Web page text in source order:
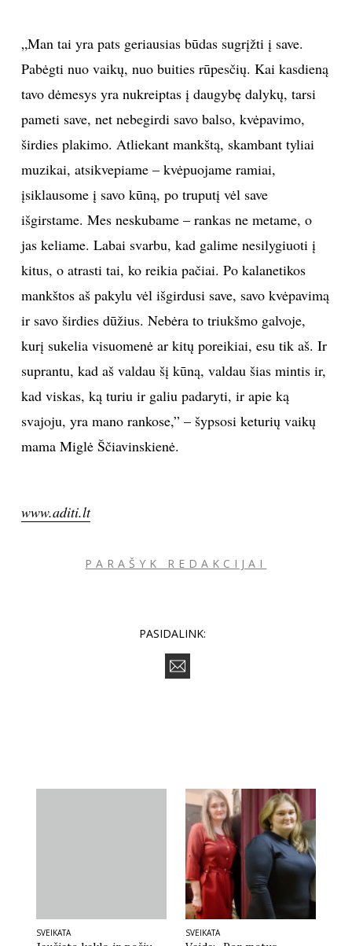
NAUJIENLAIŠKĮ
Jūs sutinkate su
taisyklėmis
„Man tai yra pats geriausias būdas sugrįžti į save.
Pabėgti nuo vaikų, nuo buities rūpesčių. Kai kasdieną
tavo dėmesys yra nukreiptas į daugybę dalykų, tarsi
pameti save, net nebegirdi savo balso, kvėpavimo,
širdies plakimo. Atliekant mankštą, skambant tyliai
muzikai, atsikvepiame – kvėpuojame ramiai,
įsiklausome į savo kūną, po truputį vėl save
išgirstame. Mes neskubame – rankas ne metame, o
jas keliame. Labai svarbu, kad galime nesilygiuoti į
kitus, o atrasti tai, ko reikia pačiai. Po kalanetikos
mankštos aš pakylu vėl išgirdusi save, savo kvėpavimą
ir savo širdies dūžius. Nebėra to triukšmo galvoje,
kurį sukelia visuomenė ar kitų poreikiai, esu tik aš. Ir
suprantu, kad aš valdau šį kūną, valdau šias mintis ir,
kad viskas, ką turiu ir galiu padaryti, ir apie ką
svajoju, yra mano rankose,” – šypsosi keturių vaikų
mama Miglė Ščiavinskienė.
www.aditi.lt
PARAŠYK REDAKCIJAI
PASIDALINK:
SVEIKATA SVEIKATA